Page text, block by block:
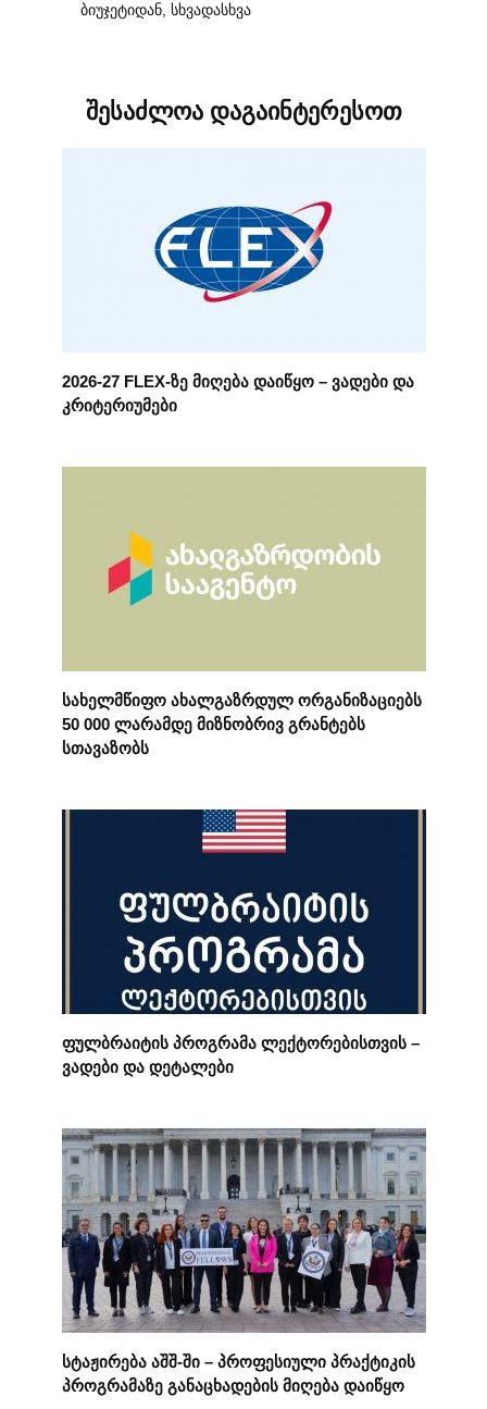
ბიუჯეტიდან, სხვადასხვა
შესაძლოა დაგაინტერესოთ
2026-27 FLEX-ზე მიღება დაიწყო – ვადები და
კრიტერიუმები
სახელმწიფო ახალგაზრდულ ორგანიზაციებს
50 000 ლარამდე მიზნობრივ გრანტებს
სთავაზობს
ფულბრაიტის პროგრამა ლექტორებისთვის –
ვადები და დეტალები
სტაჟირება აშშ-ში – პროფესიული პრაქტიკის
პროგრამაზე განაცხადების მიღება დაიწყო